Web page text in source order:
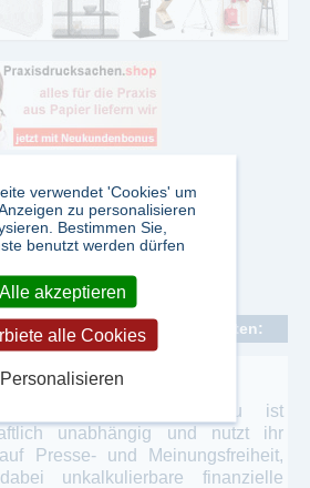
folgende Fachzeitschriften:
Türkei Rundschau
Türkei Rundschau ist
unabhängig und nutzt ihr
Presse- und Meinungsfreiheit,
unkalkulierbare finanzielle
verwendet 'Cookies' um
zu personalisieren
Bestimmen Sie,
benutzt werden dürfen
Alle akzeptieren
alle Cookies
Personalisieren